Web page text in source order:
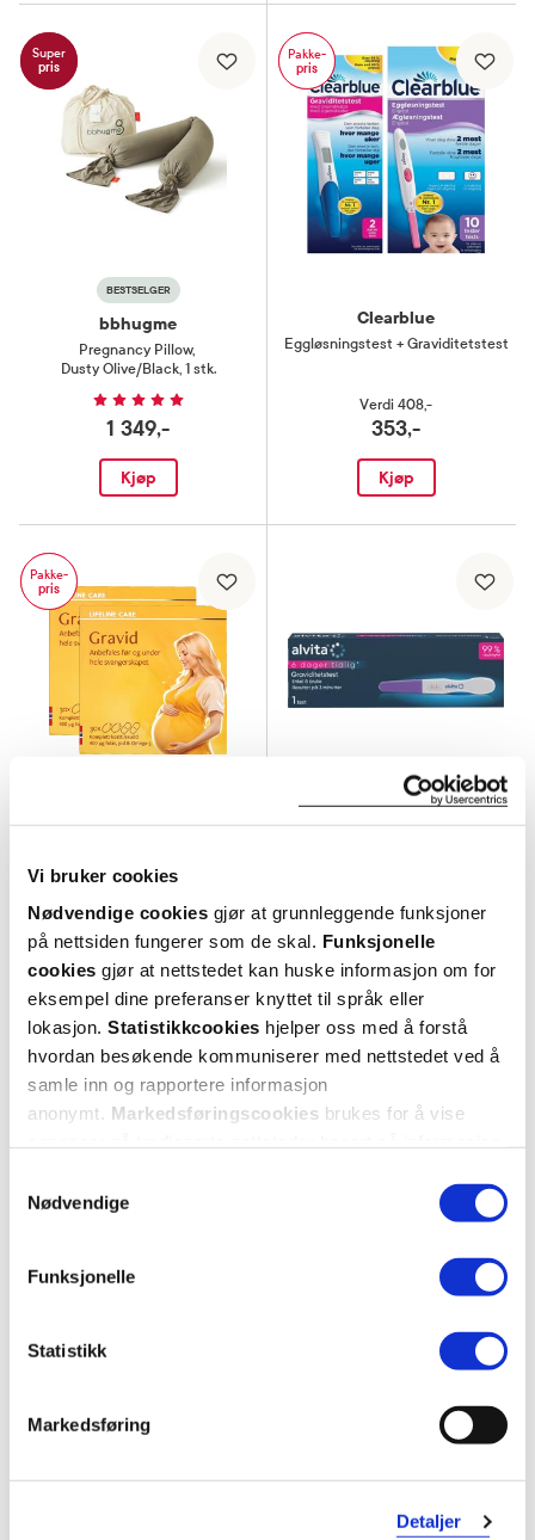
Vi bruker cookies
Nødvendige cookies gjør at grunnleggende funksjoner
på nettsiden fungerer som de skal. Funksjonelle
cookies gjør at nettstedet kan huske informasjon om for
eksempel dine preferanser knyttet til språk eller
lokasjon. Statistikkcookies hjelper oss med å forstå
hvordan besøkende kommuniserer med nettstedet ved å
samle inn og rapportere informasjon
anonymt. Markedsføringscookies brukes for å vise
Nødvendige
Funksjonelle
Statistikk
Markedsføring
Detaljer
Super
pris
BESTSELGER
bbhugme
Pregnancy Pillow,
Dusty Olive/Black, 1 stk.
1 349,-
Kjøp
Pakke-
pris
Clearblue
Eggløsningstest + Graviditetstest
Verdi 408,-
353,-
Kjøp
Pakke-
pris
Verdi 428,-
376,-
Varsle meg
89,-30%
63,-
Kjøp
pris
30 dagsdoser
224,- 91,-
Kjøp